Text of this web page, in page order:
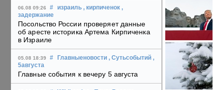
06.08 09:26 # израиль , кирпиченок ,
задержание
Посольство России проверяет данные
об аресте историка Артема Кирпиченка
в Израиле
05.08 18:39 # Главныеновости , Сутьсобытий ,
5августа
Главные события к вечеру 5 августа